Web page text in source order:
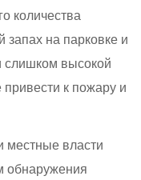
количества
запах на парковке и
слишком высокой
привести к пожару и
местные власти
обнаружения